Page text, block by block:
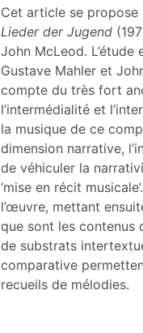
Texte
Bibliographie
Notes
Illustrations
Citer cet article
Auteur
Cet article se propose
Lieder der Jugend
John McLeod.
Gustave Mahler et
compte du très fort
l’intermédialité et
la musique de ce
dimension narrative,
de véhiculer la
‘mise en récit
l’œuvre, mettant
que sont les contenus
de substrats
comparative
recueils de mélodies.